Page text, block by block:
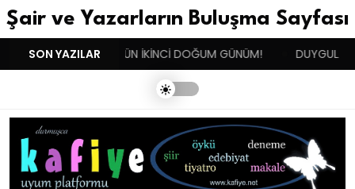
Şair ve Yazarların Buluşma Sayfası
SON YAZILAR
BENIM BUGÜN İKİNCİ DOĞUM GÜNÜM! DUYGULARIN